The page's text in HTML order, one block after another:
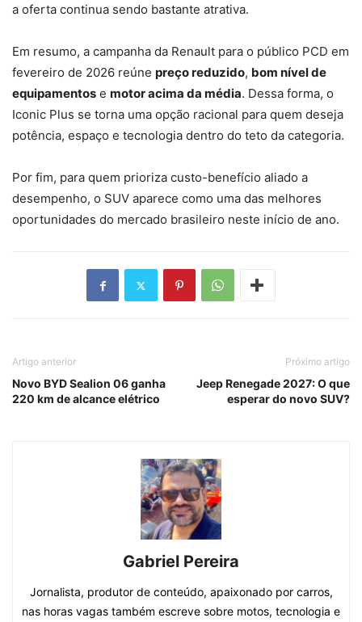
a oferta continua sendo bastante atrativa.
Em resumo, a campanha da Renault para o público PCD em
fevereiro de 2026 reúne preço reduzido, bom nível de
equipamentos e motor acima da média. Dessa forma, o
Iconic Plus se torna uma opção racional para quem deseja
potência, espaço e tecnologia dentro do teto da categoria.
Por fim, para quem prioriza custo-benefício aliado a
desempenho, o SUV aparece como uma das melhores
oportunidades do mercado brasileiro neste início de ano.
Artigo anterior
Novo BYD Sealion 06 ganha
220 km de alcance elétrico
Próximo artigo
Jeep Renegade 2027: O que
esperar do novo SUV?
Gabriel Pereira
Jornalista, produtor de conteúdo, apaixonado por carros,
nas horas vagas também escreve sobre motos, tecnologia e